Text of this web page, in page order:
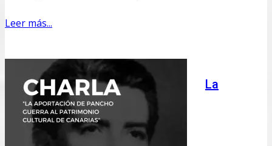
Leer más...
La